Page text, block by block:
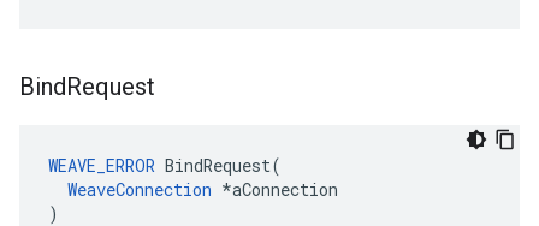
BindRequest
WEAVE_ERROR BindRequest(
WeaveConnection *aConnection
)